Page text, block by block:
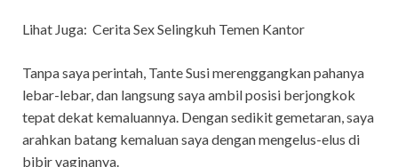
Lihat Juga: Cerita Sex Selingkuh Temen Kantor
Tanpa saya perintah, Tante Susi merenggangkan pahanya
lebar-lebar, dan langsung saya ambil posisi berjongkok
tepat dekat kemaluannya. Dengan sedikit gemetaran, saya
arahkan batang kemaluan saya dengan mengelus-elus di
bibir vaginanya.